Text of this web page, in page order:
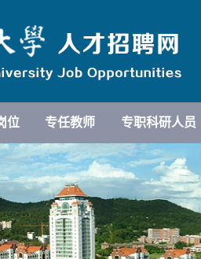
位 专任教师 专职科研人员